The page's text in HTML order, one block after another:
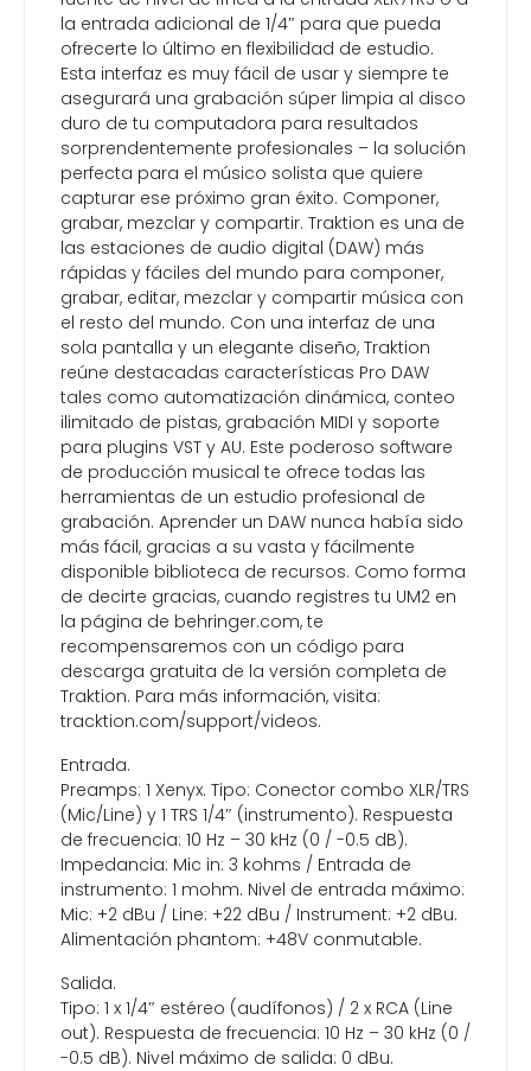
la entrada adicional de 1/4″ para que pueda
ofrecerte lo último en flexibilidad de estudio.
Esta interfaz es muy fácil de usar y siempre te
asegurará una grabación súper limpia al disco
duro de tu computadora para resultados
sorprendentemente profesionales – la solución
perfecta para el músico solista que quiere
capturar ese próximo gran éxito. Componer,
grabar, mezclar y compartir. Traktion es una de
las estaciones de audio digital (DAW) más
rápidas y fáciles del mundo para componer,
grabar, editar, mezclar y compartir música con
el resto del mundo. Con una interfaz de una
sola pantalla y un elegante diseño, Traktion
reúne destacadas características Pro DAW
tales como automatización dinámica, conteo
ilimitado de pistas, grabación MIDI y soporte
para plugins VST y AU. Este poderoso software
de producción musical te ofrece todas las
herramientas de un estudio profesional de
grabación. Aprender un DAW nunca había sido
más fácil, gracias a su vasta y fácilmente
disponible biblioteca de recursos. Como forma
de decirte gracias, cuando registres tu UM2 en
la página de behringer.com, te
recompensaremos con un código para
descarga gratuita de la versión completa de
Traktion. Para más información, visita:
tracktion.com/support/videos.
Entrada.
Preamps: 1 Xenyx. Tipo: Conector combo XLR/TRS
(Mic/Line) y 1 TRS 1/4″ (instrumento). Respuesta
de frecuencia: 10 Hz – 30 kHz (0 / -0.5 dB).
Impedancia: Mic in: 3 kohms / Entrada de
instrumento: 1 mohm. Nivel de entrada máximo:
Mic: +2 dBu / Line: +22 dBu / Instrument: +2 dBu.
Alimentación phantom: +48V conmutable.
Salida.
Tipo: 1 x 1/4″ estéreo (audífonos) / 2 x RCA (Line
out). Respuesta de frecuencia: 10 Hz – 30 kHz (0 /
-0.5 dB). Nivel máximo de salida: 0 dBu.